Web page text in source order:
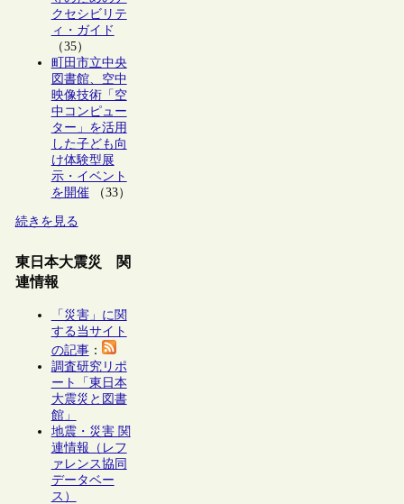
クセシビリテ
ィ・ガイド
（35）
町田市立中央
図書館、空中
映像技術「空
中コンピュー
ター」を活用
した子ども向
け体験型展
示・イベント
を開催（33）
続きを見る
東日本大震災 関
連情報
「災害」に関
する当サイト
の記事：
調査研究リポ
ート「東日本
大震災と図書
館」
地震・災害 関
連情報（レフ
ァレンス協同
データベー
ス）